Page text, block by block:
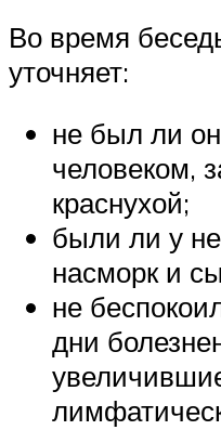
Во время
уточняет:
не был ли он
человеком,
краснухой;
были ли у
насморк и
не
дни